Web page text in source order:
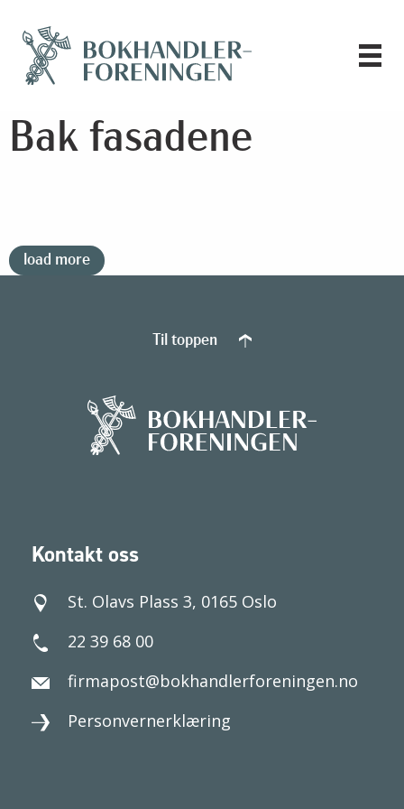
Bak fasadene
load more
Kontakt oss
St. Olavs Plass 3, 0165 Oslo
22 39 68 00
firmapost@bokhandlerforeningen.no
Personvernerklæring
Til toppen